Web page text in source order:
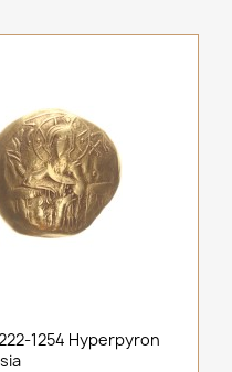
1254 Hyperpyron